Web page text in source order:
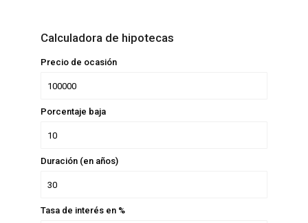
Calculadora de hipotecas
Precio de ocasión
Porcentaje baja
Duración (en años)
Tasa de interés en %